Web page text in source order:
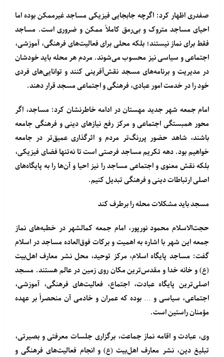
صفدری اظهار کرد: اگرچه جابجایی فیزیکی مساجد غیرممکن بوده اما
احیای مساجد متروک و بی‌رمق کاملاً ممکن و ضروری است. مساجد
فقط برای نماز نیستند؛ بلکه محلی برای فعالیت‌های فرهنگی، آموزشی،
اجتماعی و سیاسی نیز محسوب می‌شوند. مردم هر محله باید خودشان
در مدیریت و برنامه‌های مسجد نقش‌آفرینی کنند و توانایی‌های فردی
خود را در خدمت امور عبادی، فرهنگی و اجتماعی مسجد قرار دهند.
امام جمعه شهر جدید مهستان در ادامه خاطرنشان کرد: مساجد، اگر
محور همبستگی اجتماعی و مرکز رفع نیازهای دینی و فرهنگی جامعه
باشند، شاهد حضور پررنگ‌تر مردم و اثرگذاری عمیق‌تر در جامعه
خواهیم بود. دهه تکریم مساجد فرصتی است تا نه‌تنها فضای فیزیکی،
بلکه نقش معنوی و اجتماعی مساجد را نیز احیا و آن‌ها را به پایگاه‌های
اصلی ارتباطات دینی و فرهنگی تبدیل کنیم.
مسجد باید مشکلات محله را برطرف کند
حجت‌الاسلام محمود نورپور، امام جمعه کمالشهر در خطبه‌های نماز
جمعه این شهر با اشاره به اهمیت و برکات فوق‌العاده مساجد در اسلام
گفت: مساجد پایگاه اسلام، مرکز توحید، محل نشر معارف اهل‌بیت
(ع) و خانه خدا و مقدس‌ترین مکان روی زمین در عالم هستند. مسجد
اصلی‌ترین پایگاه عبادت، اجتماع، فعالیت‌های فرهنگی، آموزشی،
اجتماعی، سیاسی و … بوده که عمران و خادمی آن منحصراً بر عهده
مؤمنان راستین است.
وی، عبادت و اقامه نماز جماعت، برگزاری جلسات معرفتی و بصیرتی،
تبلیغ دین، نشر معارف اهل‌بیت (ع) و انجام فعالیت‌های فرهنگی و